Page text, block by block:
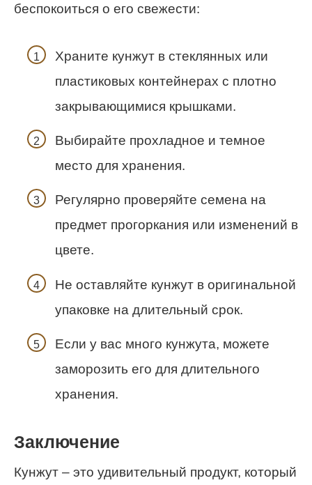
беспокоиться о его свежести:
Храните кунжут в стеклянных или
пластиковых контейнерах с плотно
закрывающимися крышками.
Выбирайте прохладное и темное
место для хранения.
Регулярно проверяйте семена на
предмет прогоркания или изменений в
цвете.
Не оставляйте кунжут в оригинальной
упаковке на длительный срок.
Если у вас много кунжута, можете
заморозить его для длительного
хранения.
Заключение
Кунжут – это удивительный продукт, который